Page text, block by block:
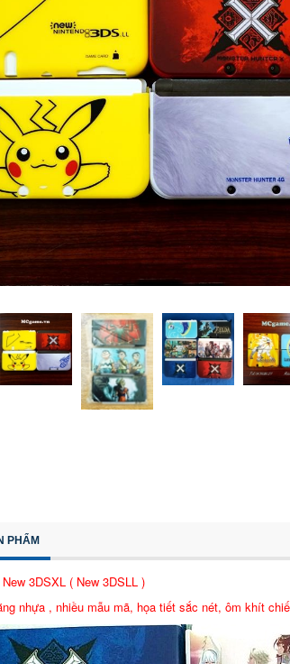
PHẨM
3DSXL ( New 3DSLL )
nhựa , nhiều mẫu mã, họa tiết sắc nét, ôm khít